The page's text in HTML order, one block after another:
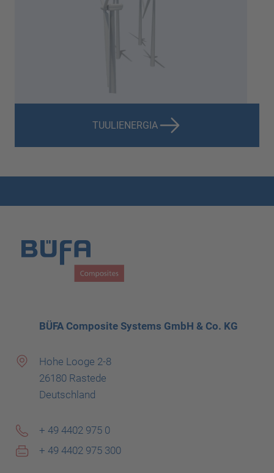
TUULIENERGIA
BÜFA Composite Systems GmbH & Co. KG
Hohe Looge 2-8
26180 Rastede
Deutschland
+ 49 4402 975 0
+ 49 4402 975 300